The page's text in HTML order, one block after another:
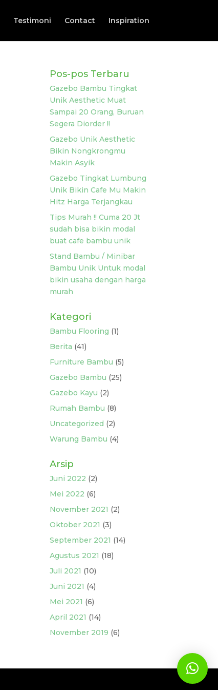
Testimoni Contact Inspiration
Pos-pos Terbaru
Gazebo Bambu Tingkat
Unik Aesthetic Muat
Sampai 20 Orang, Buruan
Segera Diorder !!
Gazebo Unik Aesthetic
Bikin Nongkrongmu
Makin Asyik
Gazebo Tingkat Lumbung
Unik Bikin Cafe Mu Makin
Hitz Harga Terjangkau
Tips Murah !! Cuma 20 Jt
sudah bisa bikin modal
buat cafe bambu unik
Stand Bambu / Minibar
Bambu Unik Untuk modal
bikin usaha dengan harga
murah
Kategori
Bambu Flooring (1)
Berita (41)
Furniture Bambu (5)
Gazebo Bambu (25)
Gazebo Kayu (2)
Rumah Bambu (8)
Uncategorized (2)
Warung Bambu (4)
Arsip
Juni 2022 (2)
Mei 2022 (6)
November 2021 (2)
Oktober 2021 (3)
September 2021 (14)
Agustus 2021 (18)
Juli 2021 (10)
Juni 2021 (4)
Mei 2021 (6)
April 2021 (14)
November 2019 (6)